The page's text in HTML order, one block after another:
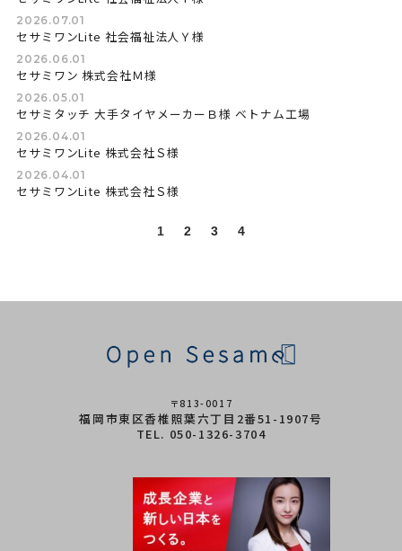
2026.07.01
セサミワンLite 社会福祉法人Ｙ様
2026.06.01
セサミワン 株式会社Ｍ様
2026.05.01
セサミタッチ 大手タイヤメーカーＢ様 ベトナム工場
2026.04.01
セサミワンLite 株式会社Ｓ様
2026.04.01
セサミワンLite 株式会社Ｓ様
1 2 3 4
〒813-0017
福岡市東区香椎照葉六丁目2番51-1907号
TEL. 050-1326-3704